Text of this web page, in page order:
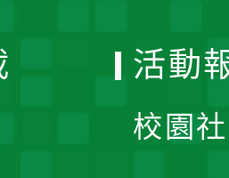
活動
校園